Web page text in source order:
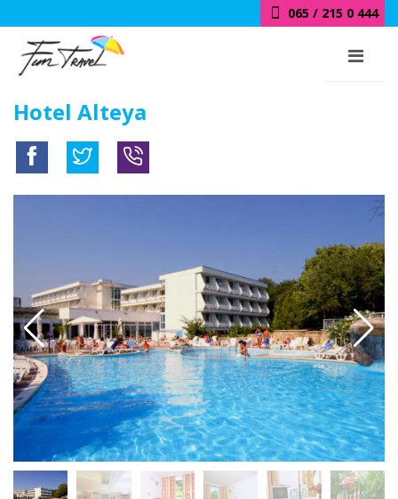
065 / 215 0 444
Hotel Alteya